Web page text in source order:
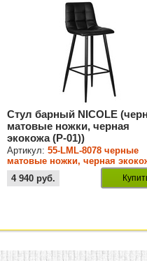
Стул барный NICOLE
матовые ножки, черная
экокожа (P-01))
Артикул:55-LML-8078 черные
матовые ножки, черная
01)
4 940 руб.